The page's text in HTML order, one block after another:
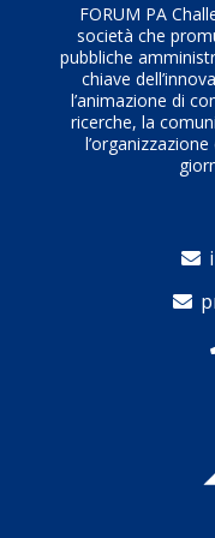
FORUM PA
società che
pubbliche
chiave
l’animazione di
ricerche, la